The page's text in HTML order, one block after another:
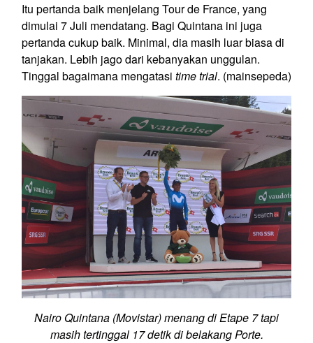
Itu pertanda baik menjelang Tour de France, yang
dimulai 7 Juli mendatang. Bagi Quintana ini juga
pertanda cukup baik. Minimal, dia masih luar biasa di
tanjakan. Lebih jago dari kebanyakan unggulan.
Tinggal bagaimana mengatasi time trial. (mainsepeda)
Nairo Quintana (Movistar) menang di Etape 7 tapi
masih tertinggal 17 detik di belakang Porte.